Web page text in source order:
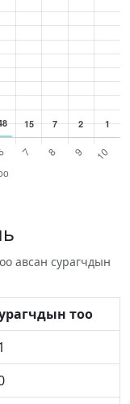
авсан сурагчдын
тоо